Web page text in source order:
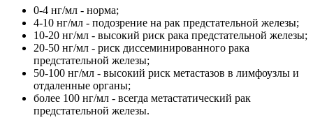
0-4 нг/мл - норма;
4-10 нг/мл - подозрение на рак предстательной железы;
10-20 нг/мл - высокий риск рака предстательной железы;
20-50 нг/мл - риск диссеминированного рака
предстательной железы;
50-100 нг/мл - высокий риск метастазов в лимфоузлы и
отдаленные органы;
более 100 нг/мл - всегда метастатический рак
предстательной железы.